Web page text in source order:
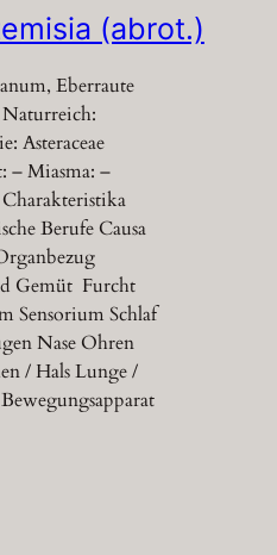
(abrot.)
Eberraute
Asteraceae
– Miasma: –
Berufe Causa
Gemüt Furcht
Sensorium Schlaf
Nase Ohren
/ Hals Lunge /